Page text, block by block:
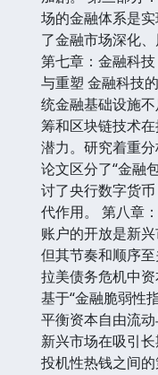
场的金融体系是
了金融市场深化
第七章：金融科
与重塑 金融科技
统金融基础设施
筹和区块链技术
潜力。研究着重分
论文区分了“金融
讨了央行数字货
代作用。 第八章
账户的开放是新
但其节奏和顺序
拉美债务危机中
基于“金融脆弱性
平衡资本自由流
新兴市场在吸引
投机性热钱之间